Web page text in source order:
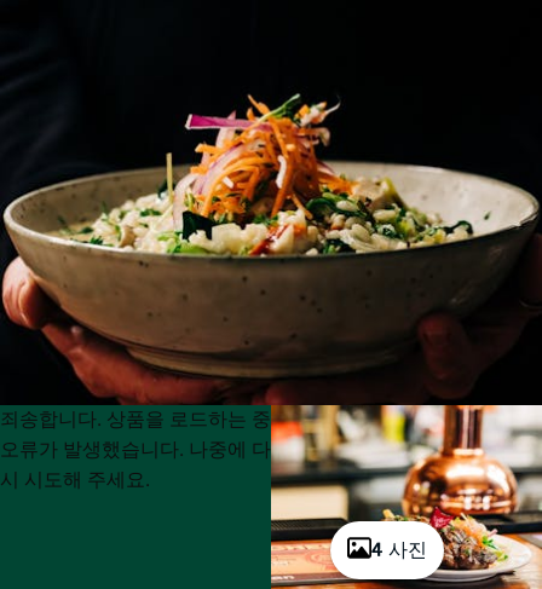
4 사진
Product
List
Product
List
죄송합니다. 상품을 로드하는 중
오류가 발생했습니다. 나중에 다
시 시도해 주세요.